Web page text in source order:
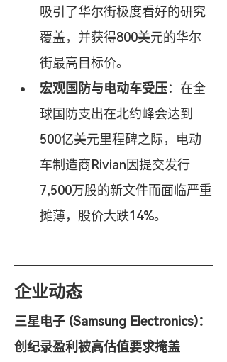
吸引了华尔街极度看好的研究
覆盖，并获得800美元的华尔
街最高目标价。
宏观国防与电动车受压：在全
球国防支出在北约峰会达到
500亿美元里程碑之际，电动
车制造商Rivian因提交发行
7,500万股的新文件而面临严重
摊薄，股价大跌14%。
企业动态
三星电子 (Samsung Electronics)：
创纪录盈利被高估值要求掩盖